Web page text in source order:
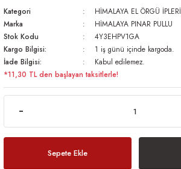
Kategori
HİMALAYA EL ÖRGÜ İPLERİ
Marka
HİMALAYA PINAR PULLU
Stok Kodu
4Y3EHPV1GA
Kargo Bilgisi:
1 iş günü içinde kargoda.
İade Bilgisi:
Kabul edilemez.
*11,30 TL den başlayan taksitlerle!
Sepete Ekle